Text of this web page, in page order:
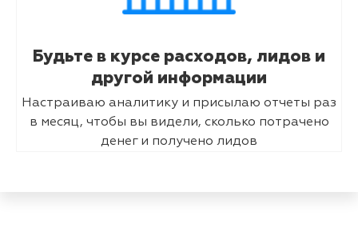
Будьте в курсе расходов, лидов и
другой информации
Настраиваю аналитику и присылаю отчеты раз
в месяц, чтобы вы видели, сколько потрачено
денег и получено лидов